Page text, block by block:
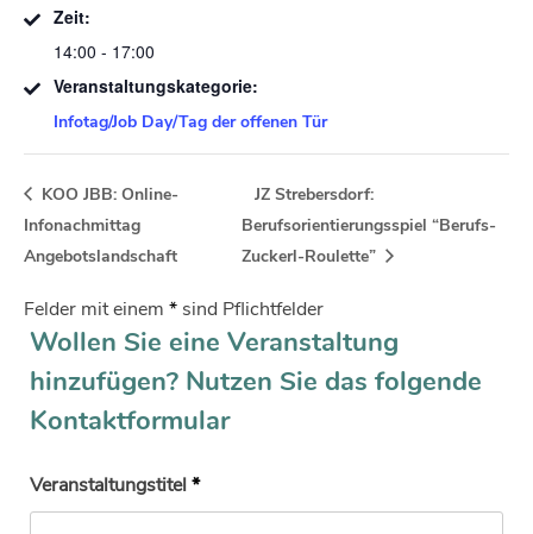
Zeit:
14:00 - 17:00
Veranstaltungskategorie:
Infotag/Job Day/Tag der offenen Tür
KOO JBB: Online-
Infonachmittag
Angebotslandschaft
JZ Strebersdorf:
Berufsorientierungsspiel “Berufs-
Zuckerl-Roulette”
Felder mit einem * sind Pflichtfelder
Wollen Sie eine Veranstaltung
hinzufügen? Nutzen Sie das folgende
Kontaktformular
Veranstaltungstitel*